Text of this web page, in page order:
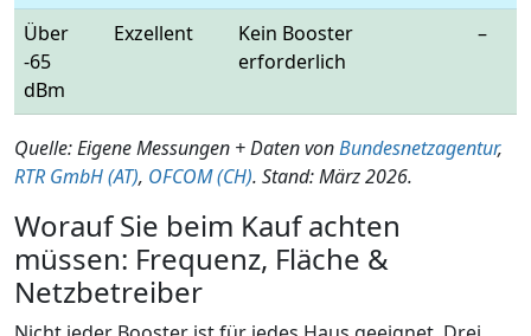
Über
-65
dBm
Exzellent
Kein Booster
erforderlich
–
Quelle: Eigene Messungen + Daten vonBundesnetzagentur,
RTR GmbH (AT), OFCOM (CH). Stand: März 2026.
Worauf Sie beim Kauf achten
müssen: Frequenz, Fläche &
Netzbetreiber